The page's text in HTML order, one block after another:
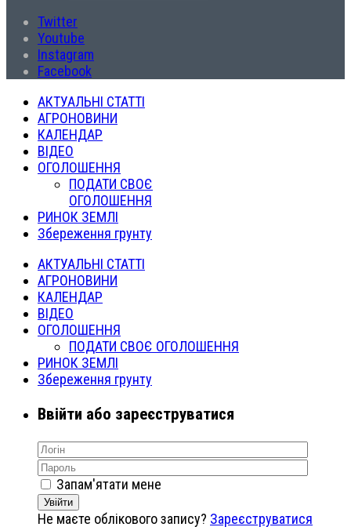
Twitter
Youtube
Instagram
Facebook
АКТУАЛЬНІ СТАТТІ
АГРОНОВИНИ
КАЛЕНДАР
ВІДЕО
ОГОЛОШЕННЯ
ПОДАТИ СВОЄ
ОГОЛОШЕННЯ
РИНОК ЗЕМЛІ
Збереження грунту
АКТУАЛЬНІ СТАТТІ
АГРОНОВИНИ
КАЛЕНДАР
ВІДЕО
ОГОЛОШЕННЯ
ПОДАТИ СВОЄ ОГОЛОШЕННЯ
РИНОК ЗЕМЛІ
Збереження грунту
Ввійти або зареєструватися
Запам'ятати мене
Увійти
Не маєте облікового запису? Зареєструватися